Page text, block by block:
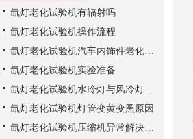
氙灯老化试验机有辐射吗
氙灯老化试验机操作流程
氙灯老化试验机汽车内饰件老化实验注意事项
氙灯老化试验机实验准备
氙灯老化试验机水冷灯与风冷灯的区别
氙灯老化试验机灯管变黄变黑原因
氙灯老化试验机压缩机异常解决方法